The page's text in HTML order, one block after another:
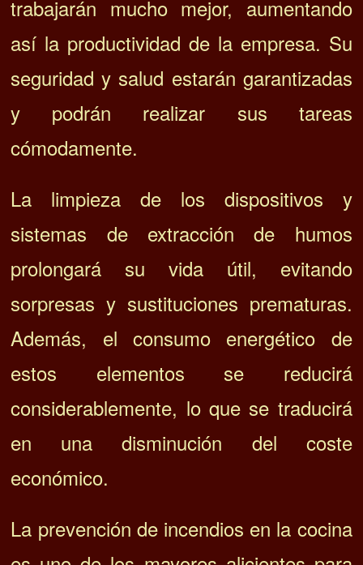
trabajarán mucho mejor, aumentando
así la productividad de la empresa. Su
seguridad y salud estarán garantizadas
y podrán realizar sus tareas
cómodamente.
La limpieza de los dispositivos y
sistemas de extracción de humos
prolongará su vida útil, evitando
sorpresas y sustituciones prematuras.
Además, el consumo energético de
estos elementos se reducirá
considerablemente, lo que se traducirá
en una disminución del coste
económico.
La prevención de incendios en la cocina